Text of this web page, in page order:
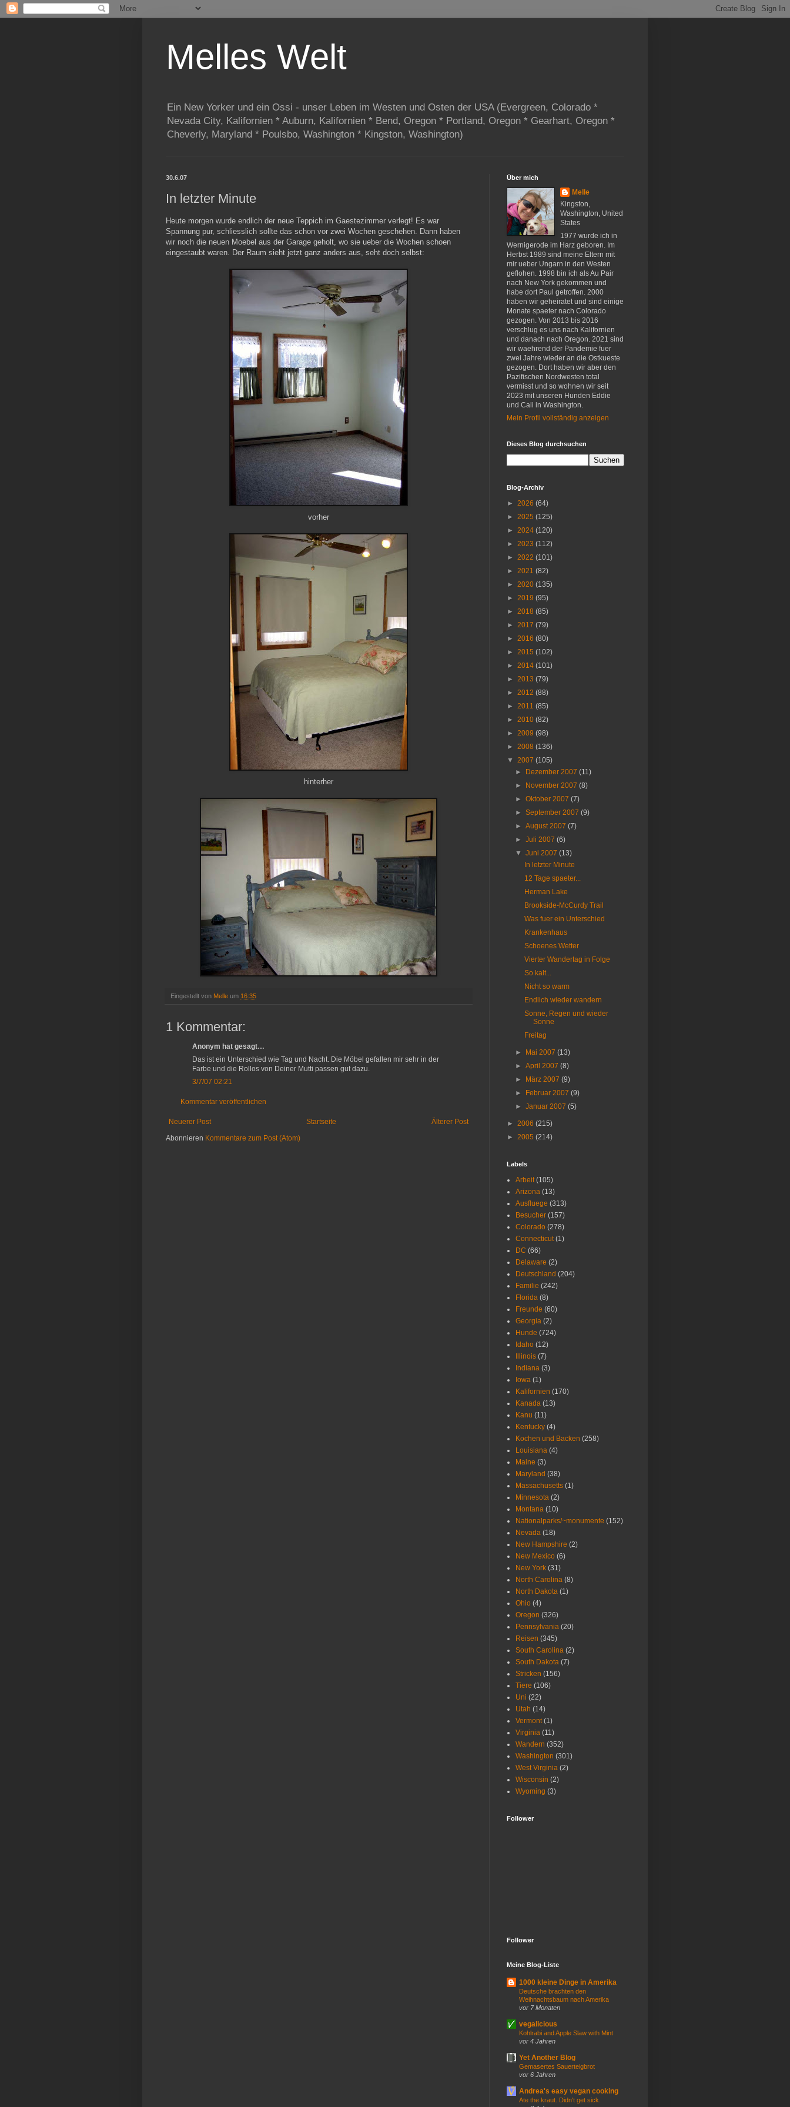
Melles Welt
Ein New Yorker und ein Ossi - unser Leben im Westen und Osten der USA (Evergreen, Colorado *
Nevada City, Kalifornien * Auburn, Kalifornien * Bend, Oregon * Portland, Oregon * Gearhart, Oregon *
Cheverly, Maryland * Poulsbo, Washington * Kingston, Washington)
30.6.07
In letzter Minute
Heute morgen wurde endlich der neue Teppich im Gaestezimmer verlegt! Es war
Spannung pur, schliesslich sollte das schon vor zwei Wochen geschehen. Dann haben
wir noch die neuen Moebel aus der Garage geholt, wo sie ueber die Wochen schoen
eingestaubt waren. Der Raum sieht jetzt ganz anders aus, seht doch selbst:
vorher
hinterher
Eingestellt von Melle um 16:35
1 Kommentar:
Anonym hat gesagt…
Das ist ein Unterschied wie Tag und Nacht. Die Möbel gefallen mir sehr in der
Farbe und die Rollos von Deiner Mutti passen gut dazu.
3/7/07 02:21
Kommentar veröffentlichen
Neuerer Post Älterer Post
Startseite
Abonnieren Kommentare zum Post (Atom)
Über mich
Melle
Kingston,
Washington, United
States
1977 wurde ich in
Wernigerode im Harz geboren. Im
Herbst 1989 sind meine Eltern mit
mir ueber Ungarn in den Westen
geflohen. 1998 bin ich als Au Pair
nach New York gekommen und
habe dort Paul getroffen. 2000
haben wir geheiratet und sind einige
Monate spaeter nach Colorado
gezogen. Von 2013 bis 2016
verschlug es uns nach Kalifornien
und danach nach Oregon. 2021 sind
wir waehrend der Pandemie fuer
zwei Jahre wieder an die Ostkueste
gezogen. Dort haben wir aber den
Pazifischen Nordwesten total
vermisst und so wohnen wir seit
2023 mit unseren Hunden Eddie
und Cali in Washington.
Mein Profil vollständig anzeigen
Dieses Blog durchsuchen
Blog-Archiv
► 2026 (64)
► 2025 (125)
► 2024 (120)
► 2023 (112)
► 2022 (101)
► 2021 (82)
► 2020 (135)
► 2019 (95)
► 2018 (85)
► 2017 (79)
► 2016 (80)
► 2015 (102)
► 2014 (101)
► 2013 (79)
► 2012 (88)
► 2011 (85)
► 2010 (82)
► 2009 (98)
► 2008 (136)
▼ 2007 (105)
►
Dezember 2007(11)
►
November 2007(8)
►Oktober 2007(7)
►September 2007(9)
►August 2007(7)
►Juli 2007(6)
▼Juni 2007(13)
In letzter Minute
12 Tage spaeter...
Herman Lake
Brookside-McCurdy Trail
Was fuer ein Unterschied
Krankenhaus
Schoenes Wetter
Vierter Wandertag in Folge
So kalt...
Nicht so warm
Endlich wieder wandern
Sonne, Regen und wieder
Sonne
Freitag
► Mai 2007(13)
►April 2007(8)
►
März 2007(9)
►
Februar 2007(9)
►Januar 2007(5)
► 2006 (215)
► 2005 (214)
Labels
Arbeit (105)
Arizona (13)
Ausfluege (313)
Besucher (157)
Colorado (278)
Connecticut (1)
DC (66)
Delaware (2)
Deutschland (204)
Familie (242)
Florida (8)
Freunde (60)
Georgia (2)
Hunde (724)
Idaho (12)
Illinois (7)
Indiana (3)
Iowa (1)
Kalifornien (170)
Kanada (13)
Kanu (11)
Kentucky (4)
Kochen und Backen (258)
Louisiana (4)
Maine (3)
Maryland (38)
Massachusetts (1)
Minnesota (2)
Montana (10)
Nationalparks/~monumente (152)
Nevada (18)
New Hampshire (2)
New Mexico (6)
New York (31)
North Carolina (8)
North Dakota (1)
Ohio (4)
Oregon (326)
Pennsylvania (20)
Reisen (345)
South Carolina (2)
South Dakota (7)
Stricken (156)
Tiere (106)
Uni (22)
Utah (14)
Vermont (1)
Virginia (11)
Wandern (352)
Washington (301)
West Virginia (2)
Wisconsin (2)
Wyoming (3)
Follower
Follower
Meine Blog-Liste
1000 kleine Dinge in Amerika
Deutsche brachten den
Weihnachtsbaum nach Amerika
vor 7 Monaten
vegalicious
Kohlrabi and Apple Slaw with Mint
vor 4 Jahren
Yet Another Blog
Gemasertes Sauerteigbrot
vor 6 Jahren
Andrea's easy vegan cooking
Ate the kraut. Didn't get sick.